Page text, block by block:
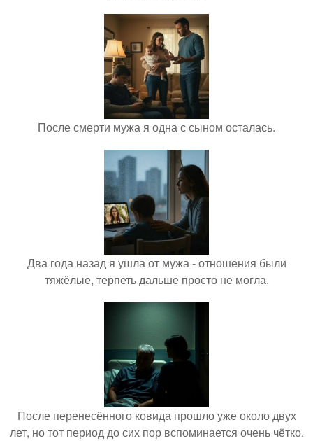
После смерти мужа я одна с сыном осталась.
Два года назад я ушла от мужа - отношения были
тяжёлые, терпеть дальше просто не могла.
После перенесённого ковида прошло уже около двух
лет, но тот период до сих пор вспоминается очень чётко.